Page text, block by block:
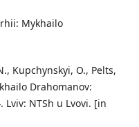
Mykhailo
Kupchynskyi, О., Pelts,
Drahomanov:
Lviv: NTSh u Lvovi. [in